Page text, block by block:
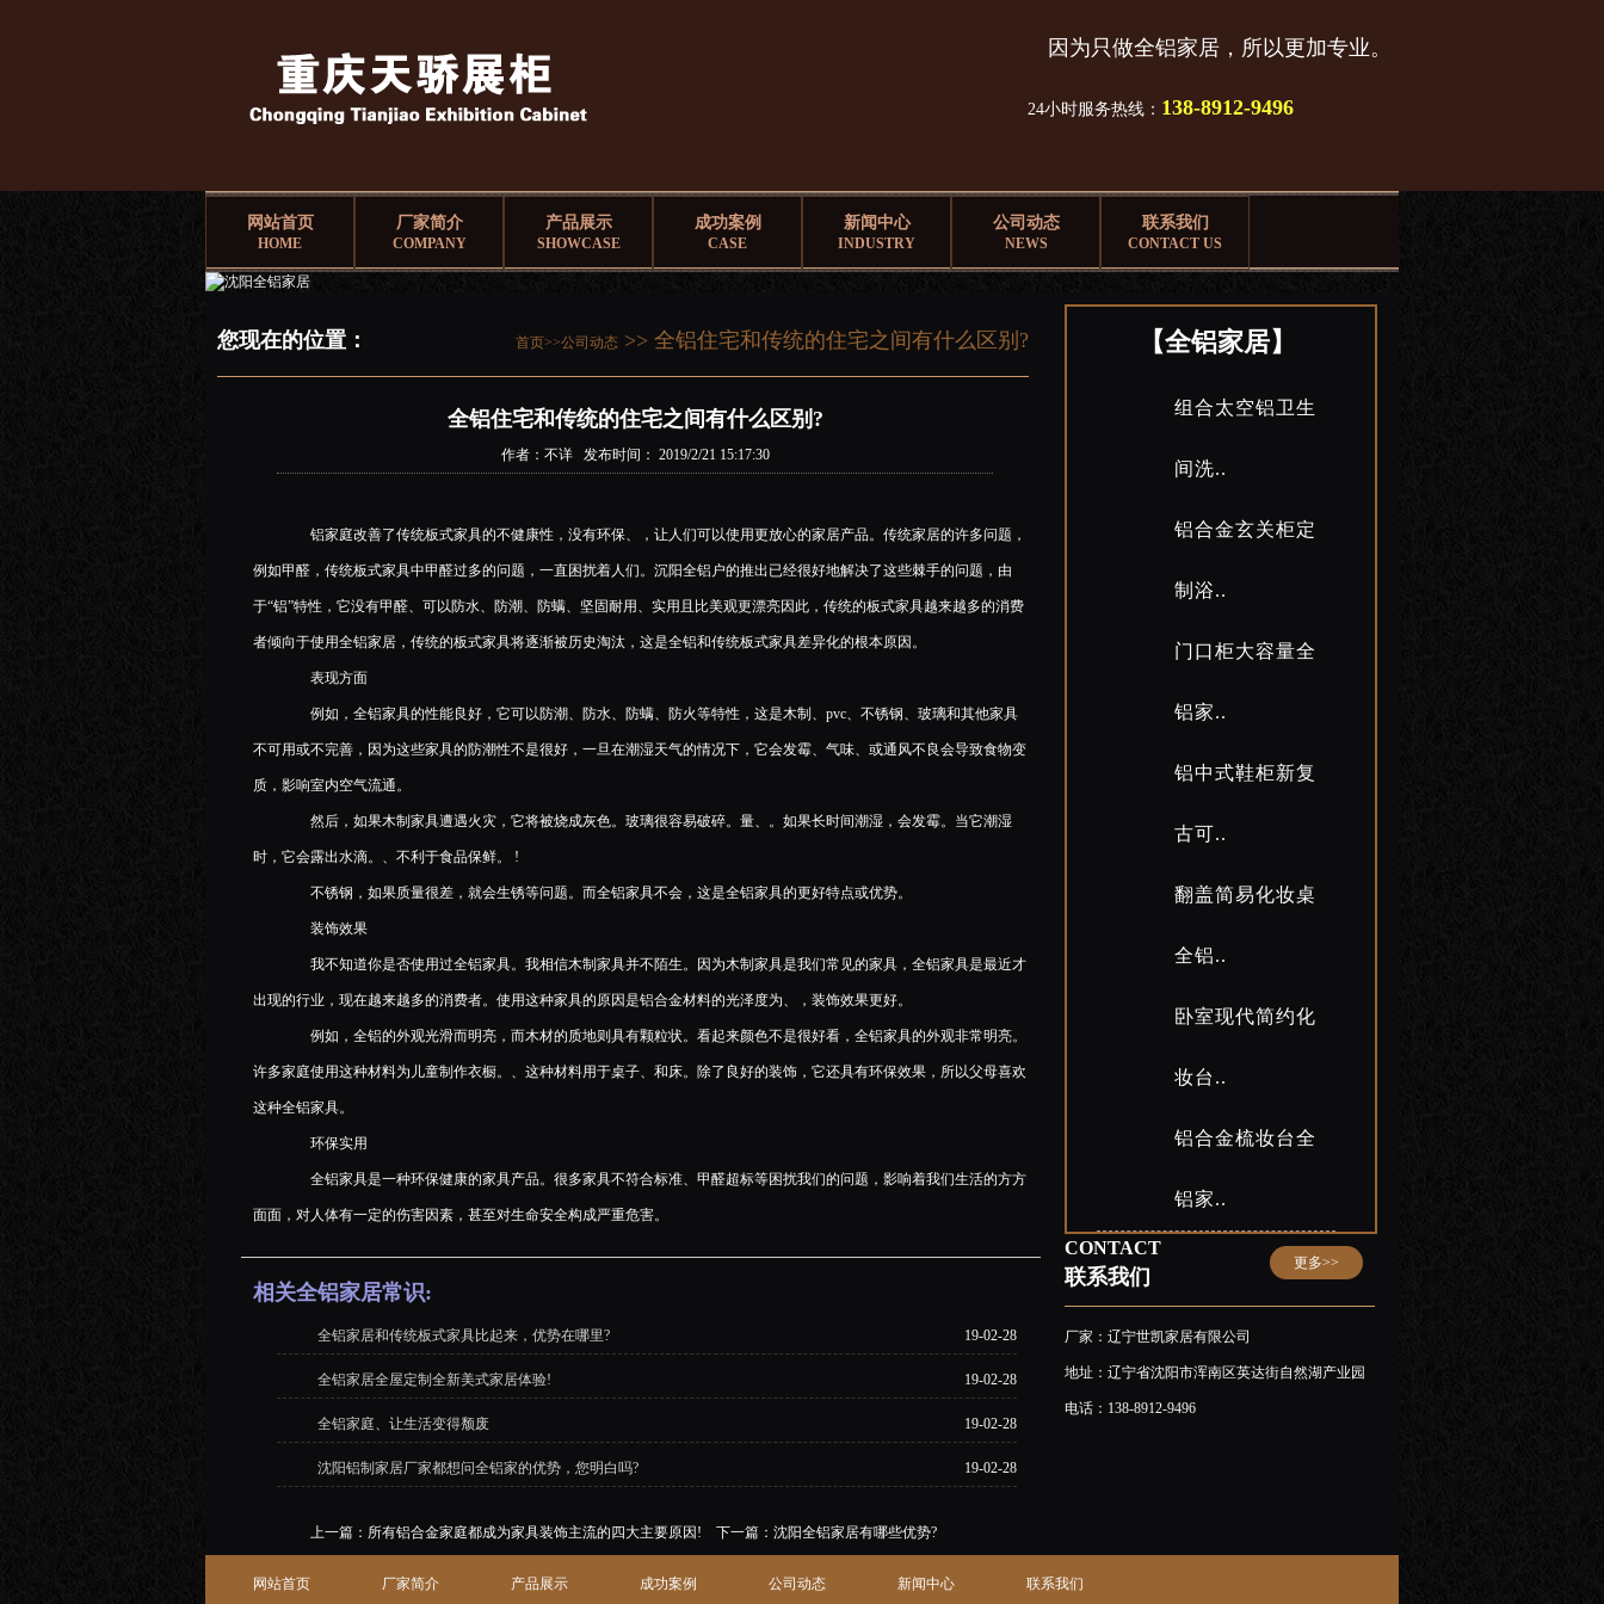
因为只做全铝家居，所以更加专业。
24小时服务热线： 138-8912-9496
网站首页
HOME
厂家简介
COMPANY
产品展示
SHOWCASE
成功案例
CASE
新闻中心
INDUSTRY
公司动态
NEWS
联系我们
CONTACT US
您现在的位置： 首页>>公司动态 >> 全铝住宅和传统的住宅之间有什么区别?
全铝住宅和传统的住宅之间有什么区别?
作者：不详 发布时间： 2019/2/21 15:17:30
铝家庭改善了传统板式家具的不健康性，没有环保、，让人们可以使用更放心的家居产品。传统家居的许多问题，
例如甲醛，传统板式家具中甲醛过多的问题，一直困扰着人们。沉阳全铝户的推出已经很好地解决了这些棘手的问题，由
于“铝”特性，它没有甲醛、可以防水、防潮、防螨、坚固耐用、实用且比美观更漂亮因此，传统的板式家具越来越多的消费
者倾向于使用全铝家居，传统的板式家具将逐渐被历史淘汰，这是全铝和传统板式家具差异化的根本原因。
表现方面
例如，全铝家具的性能良好，它可以防潮、防水、防螨、防火等特性，这是木制、pvc、不锈钢、玻璃和其他家具
不可用或不完善，因为这些家具的防潮性不是很好，一旦在潮湿天气的情况下，它会发霉、气味、或通风不良会导致食物变
质，影响室内空气流通。
然后，如果木制家具遭遇火灾，它将被烧成灰色。玻璃很容易破碎。量、。如果长时间潮湿，会发霉。当它潮湿
时，它会露出水滴。、不利于食品保鲜。 !
不锈钢，如果质量很差，就会生锈等问题。而全铝家具不会，这是全铝家具的更好特点或优势。
装饰效果
我不知道你是否使用过全铝家具。我相信木制家具并不陌生。因为木制家具是我们常见的家具，全铝家具是最近才
出现的行业，现在越来越多的消费者。使用这种家具的原因是铝合金材料的光泽度为、，装饰效果更好。
例如，全铝的外观光滑而明亮，而木材的质地则具有颗粒状。看起来颜色不是很好看，全铝家具的外观非常明亮。
许多家庭使用这种材料为儿童制作衣橱。、这种材料用于桌子、和床。除了良好的装饰，它还具有环保效果，所以父母喜欢
这种全铝家具。
环保实用
全铝家具是一种环保健康的家具产品。很多家具不符合标准、甲醛超标等困扰我们的问题，影响着我们生活的方方
面面，对人体有一定的伤害因素，甚至对生命安全构成严重危害。
相关全铝家居常识:
全铝家居和传统板式家具比起来，优势在哪里? 19-02-28
全铝家居全屋定制全新美式家居体验! 19-02-28
全铝家庭、让生活变得颓废 19-02-28
沈阳铝制家居厂家都想问全铝家的优势，您明白吗? 19-02-28
上一篇： 所有铝合金家庭都成为家具装饰主流的四大主要原因! 下一篇： 沈阳全铝家居有哪些优势?
【全铝家居】
组合太空铝卫生
间洗..
铝合金玄关柜定
制浴..
门口柜大容量全
铝家..
铝中式鞋柜新复
古可..
翻盖简易化妆桌
全铝..
卧室现代简约化
妆台..
铝合金梳妆台全
铝家..
CONTACT
联系我们
更多>>
厂家：辽宁世凯家居有限公司
地址：辽宁省沈阳市浑南区英达街自然湖产业园
电话：138-8912-9496
网站首页 厂家简介 产品展示 成功案例 公司动态 新闻中心 联系我们